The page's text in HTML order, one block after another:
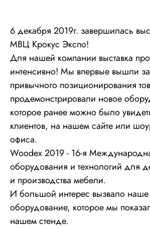
6 декабря 2019г. завершилась
МВЦ Крокус Экспо!
Для нашей компании выставка
интенсивно! Мы впервые вышли
привычного позиционирования
продемонстрировали новое
которое ранее можно было
клиентов, на нашем сайте или
офиса.
Woodex 2019 - 16-я
оборудования и технологий для
и производства мебели.
И большой интерес вызвало наше
оборудование, которое мы
нашем стенде.